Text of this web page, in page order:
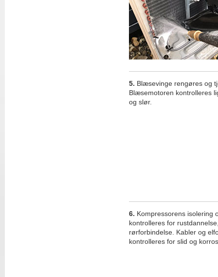
5. Blæsevinge rengøres og
Blæsemotoren kontrolleres
og slør.
6. Kompressorens isolering
kontrolleres for
rørforbindelse. Kabler og
kontrolleres for slid og